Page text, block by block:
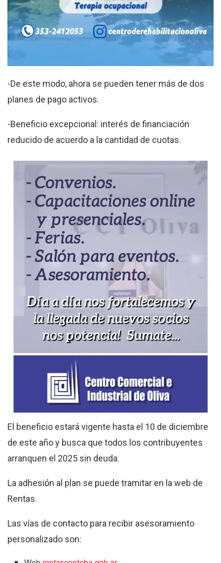
-De este modo, ahora se pueden tener más de dos
planes de pago activos.
-Beneficio excepcional: interés de financiación
reducido de acuerdo a la cantidad de cuotas.
El beneficio estará vigente hasta el 10 de diciembre
de este año y busca que todos los contribuyentes
arranquen el 2025 sin deuda.
La adhesión al plan se puede tramitar en la web de
Rentas.
Las vías de contacto para recibir asesoramiento
personalizado son: